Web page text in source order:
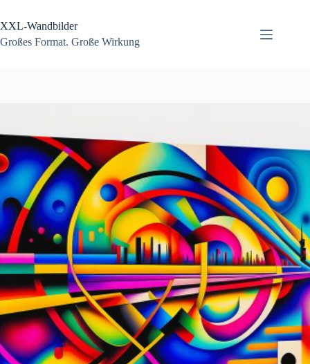
springen
XXL-Wandbilder
Großes Format. Große Wirkung